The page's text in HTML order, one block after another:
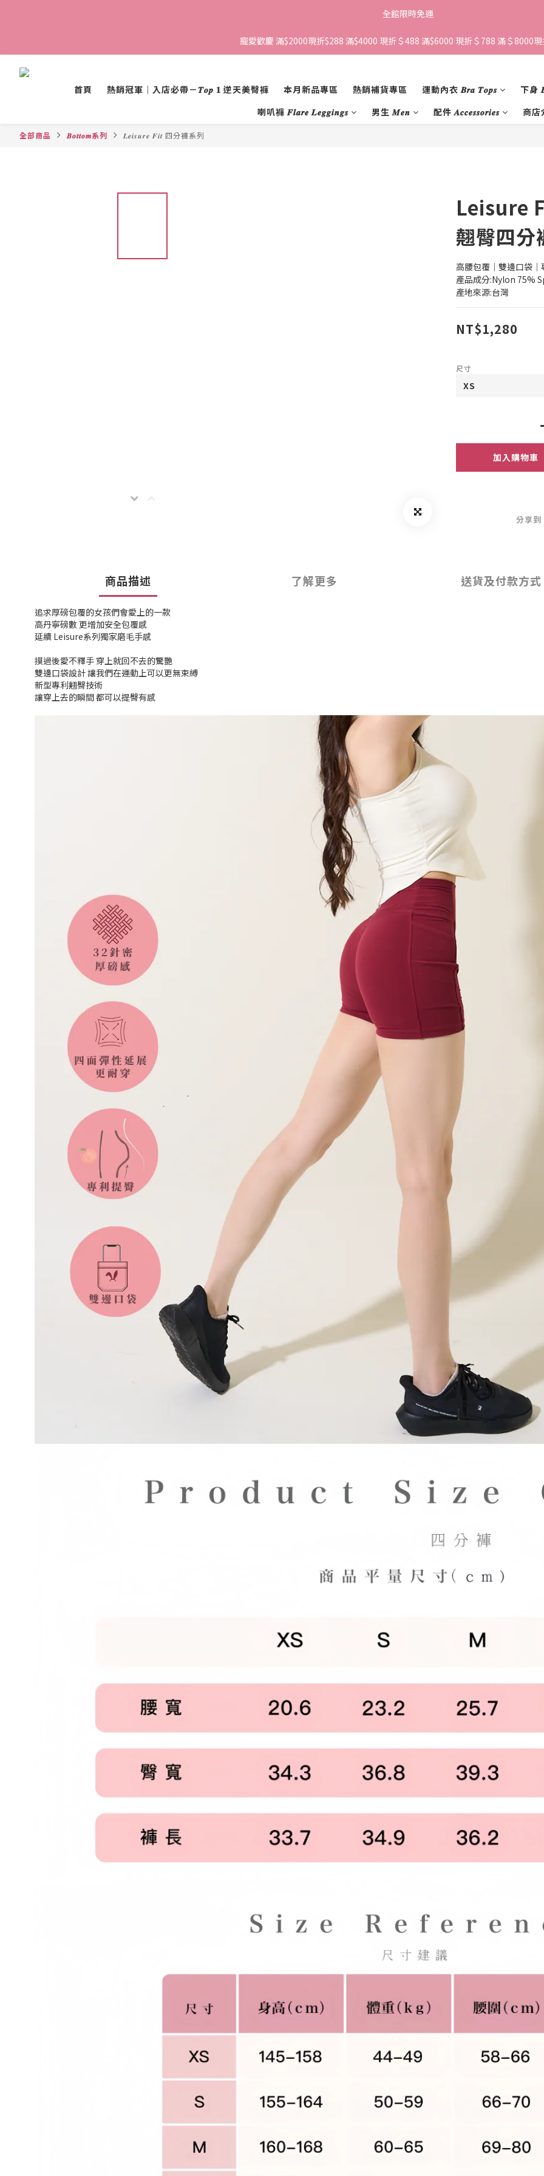
全館限時免運
寵愛歡慶 滿$2000現折$288 滿$4000 現折＄488 滿$6000 現折＄788 滿＄8000
首頁 熱銷冠軍｜入店必帶－𝑻𝒐𝒑 𝟏 逆天美臀褲 本月新品專區 熱銷補貨專區 運動內衣 𝑩𝒓𝒂 𝑻𝒐𝒑𝒔
下身
喇叭褲 𝑭𝒍𝒂𝒓𝒆 𝑳𝒆𝒈𝒈𝒊𝒏𝒈𝒔
男生 𝑴𝒆𝒏 配件 𝑨𝒄𝒄𝒆𝒔𝒔𝒐𝒓𝒊𝒆𝒔 商店
全部商品 𝑩𝒐𝒕𝒕𝒐𝒎系列 𝑳𝒆𝒊𝒔𝒖𝒓𝒆 𝑭𝒊𝒕 四分褲系列
Leisure
翹臀四
高腰包覆｜雙邊口袋
產品成分:Nylon 75%
產地來源:台灣
NT$1,280
尺寸
加入購物車
分享到
商品描述 了解更多 送貨及付款方式
追求厚磅包覆的女孩們會愛上的一款
高丹寧磅數 更增加安全包覆感
延續 Leisure系列獨家磨毛手感
摸過後愛不釋手 穿上就回不去的驚艷
雙邊口袋設計 讓我們在運動上可以更無束縛
新型專利翹臀技術
讓穿上去的瞬間 都可以提臀有感